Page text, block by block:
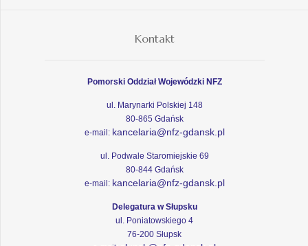
Kontakt
Pomorski Oddział Wojewódzki NFZ
ul. Marynarki Polskiej 148
80-865 Gdańsk
e-mail: kancelaria@nfz-gdansk.pl
ul. Podwale Staromiejskie 69
80-844 Gdańsk
e-mail: kancelaria@nfz-gdansk.pl
Delegatura w Słupsku
ul. Poniatowskiego 4
76-200 Słupsk